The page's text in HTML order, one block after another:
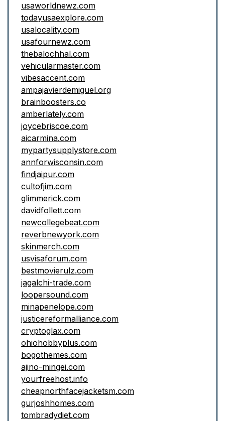
usaworldnewz.com
todayusaexplore.com
usalocality.com
usafournewz.com
thebalochhal.com
vehicularmaster.com
vibesaccent.com
ampajavierdemiguel.org
brainboosters.co
amberlately.com
joycebriscoe.com
aicarmina.com
mypartysupplystore.com
annforwisconsin.com
findjaipur.com
cultofjim.com
glimmerick.com
davidfollett.com
newcollegebeat.com
reverbnewyork.com
skinmerch.com
usvisaforum.com
bestmovierulz.com
jagalchi-trade.com
loopersound.com
minapenelope.com
justicereformalliance.com
cryptoglax.com
ohiohobbyplus.com
bogothemes.com
ajino-mingei.com
yourfreehost.info
cheapnorthfacejacketsm.com
gurjoshhomes.com
tombradydiet.com